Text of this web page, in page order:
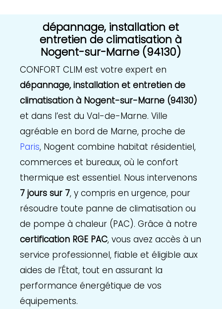
dépannage, installation et
entretien de climatisation à
Nogent-sur-Marne (94130)
CONFORT CLIM est votre expert en
dépannage, installation et entretien de
climatisation à Nogent-sur-Marne (94130)
et dans l’est du Val-de-Marne. Ville
agréable en bord de Marne, proche de
Paris, Nogent combine habitat résidentiel,
commerces et bureaux, où le confort
thermique est essentiel. Nous intervenons
7 jours sur 7, y compris en urgence, pour
résoudre toute panne de climatisation ou
de pompe à chaleur (PAC). Grâce à notre
certification RGE PAC, vous avez accès à un
service professionnel, fiable et éligible aux
aides de l’État, tout en assurant la
performance énergétique de vos
équipements.